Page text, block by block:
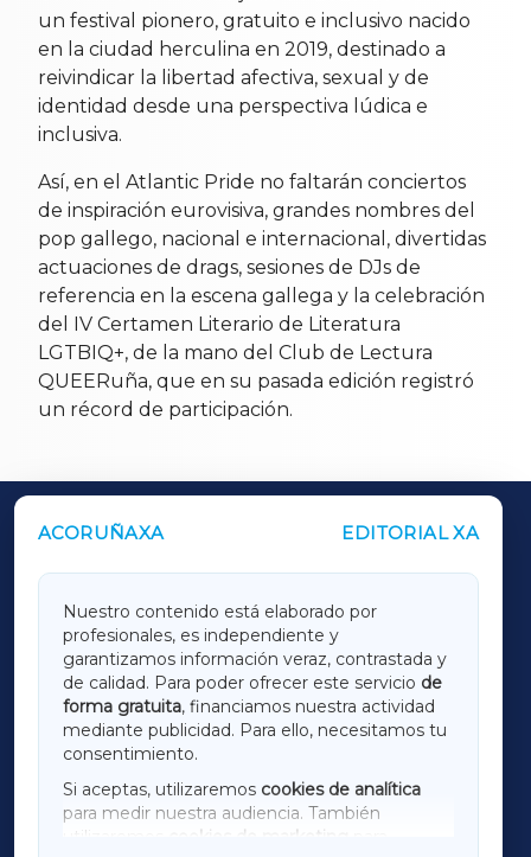
un festival pionero, gratuito e inclusivo nacido
en la ciudad herculina en 2019, destinado a
reivindicar la libertad afectiva, sexual y de
identidad desde una perspectiva lúdica e
inclusiva.
Así, en el Atlantic Pride no faltarán conciertos
de inspiración eurovisiva, grandes nombres del
pop gallego, nacional e internacional, divertidas
actuaciones de drags, sesiones de DJs de
referencia en la escena gallega y la celebración
del IV Certamen Literario de Literatura
LGTBIQ+, de la mano del Club de Lectura
QUEERuña, que en su pasada edición registró
un récord de participación.
ACORUÑAXA EDITORIAL XA
Nuestro contenido está elaborado por
profesionales, es independiente y
garantizamos información veraz, contrastada y
de calidad. Para poder ofrecer este servicio de
forma gratuita, financiamos nuestra actividad
mediante publicidad. Para ello, necesitamos tu
consentimiento.
Si aceptas, utilizaremos cookies de analítica
para medir nuestra audiencia. También
utilizaremos
cookies de marketing
OUTROS PERIÓDICOS
LUGOXA
TERRACHAXA
AMARIÑAXA